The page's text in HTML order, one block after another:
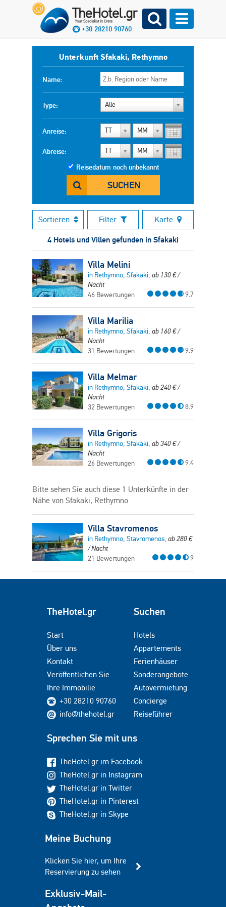
+30 28210 90760
Unterkunft Sfakaki, Rethymno
Name:
Type: Alle
Anreise: TT MM
Abreise: TT MM
Reisedatum noch unbekannt
SUCHEN
Sortieren Filter Karte
4 Hotels und Villen gefunden in Sfakaki
Villa Melini
in Rethymno, Sfakaki, ab 130€/
Nacht
46 Bewertungen
9.7
Villa Marilia
in Rethymno, Sfakaki, ab 160€/
Nacht
31 Bewertungen
9.9
Villa Melmar
in Rethymno, Sfakaki, ab240€/
Nacht
32 Bewertungen
8.9
Villa Grigoris
in Rethymno, Sfakaki, ab340€/
Nacht
26 Bewertungen
9.4
Bitte sehen Sie auch diese 1 Unterkünfte in der
Nähe von Sfakaki, Rethymno
Villa Stavromenos
in Rethymno, Stavromenos, ab280€
/ Nacht
21 Bewertungen
9
TheHotel.gr
Start
Über uns
Kontakt
Veröffentlichen Sie
Ihre Immobilie
+30 28210 90760
info@thehotel.gr
Suchen
Hotels
Appartements
Ferienhäuser
Sonderangebote
Autovermietung
Concierge
Reiseführer
Sprechen Sie mit uns
TheHotel.gr im Facebook
TheHotel.gr in Instagram
TheHotel.gr in Twitter
TheHotel.gr in Pinterest
TheHotel.gr in Skype
Meine Buchung
Klicken Sie hier, um Ihre
Reservierung zu sehen
Exklusiv-Mail-